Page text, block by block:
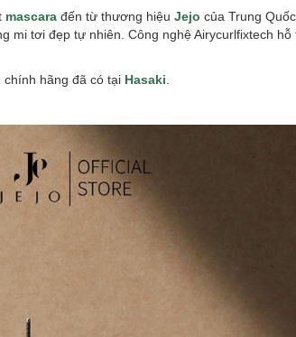
mascara đến từ thương hiệu Jejo của Trung
mi tơi đẹp tự nhiên. Công nghệ Airycurlfixtech
chính hãng đã có tại Hasaki